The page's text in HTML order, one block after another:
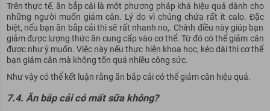
Trên thực tế, ăn bắp cải là một phương pháp khá hiệu quả dành cho
những người muốn giảm cân. Lý do vì chúng chứa rất ít calo. Đặc
biệt, nếu bạn ăn bắp cải thì sẽ rất nhanh no,. Chính điều này giúp bạn
giảm được lượng thức ăn cung cấp vào cơ thể. Từ đó có thể giảm cân
được như ý muốn. Việc này nếu thực hiện khoa học, kéo dài thì cơ thể
bạn giảm cân mà không tốn quá nhiều công sức.
Như vậy có thể kết luận rằng ăn bắp cải có thể giảm cân hiệu quả.
7.4. Ăn bắp cải có mất sữa không?